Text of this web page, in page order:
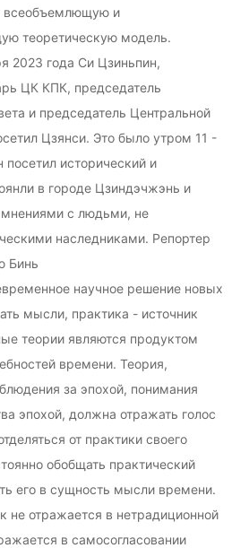
всеобъемлющую и
теоретическую модель.
года Си Цзиньпин,
ЦК КПК, председатель
и председатель Центральной
Цзянси. Это было утром 11 -
посетил исторический и
в городе Цзиндэчжэнь и
с людьми, не
наследниками. Репортер
Бинь
научное решение новых
мысли, практика - источник
теории являются продуктом
времени. Теория,
за эпохой, понимания
эпохой, должна отражать голос
от практики своего
обобщать практический
его в сущность мысли времени.
не отражается в нетрадиционной
в самосогласовании